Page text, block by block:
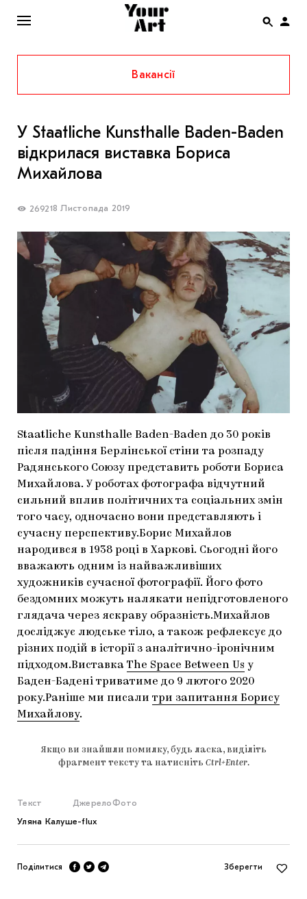
ENG
НОВИНИ
ІНТЕРВ’Ю
СПЕЦПРОЄКТИ
THE UKRAINIAN PAVILION AT VENICE BIENNALE
2022
МАРІУПОЛЬСЬКІ МАРГІНАЛІЇ
ДОСЛІДНИЦЬКА ПЛАТФОРМА
ЗАПАЛЕННЯ
CARPATHIAN CULT ПРО РІЗДВЯНІ СВЯТА
Вакансії
У Staatliche Kunsthalle Baden-Baden
відкрилася виставка Бориса
Михайлова
269218 Листопада 2019
Staatliche Kunsthalle Baden-Baden до 30 років
після падіння Берлінської стіни та розпаду
Радянського Союзу представить роботи Бориса
Михайлова. У роботах фотографа відчутний
сильний вплив політичних та соціальних змін
того часу, одночасно вони представляють і
сучасну перспективу.Борис Михайлов
народився в 1938 році в Харкові. Сьогодні його
вважають одним із найважливіших
художників сучасної фотографії. Його фото
бездомних можуть налякати непідготовленого
глядача через яскраву образність.Михайлов
досліджує людське тіло, а також рефлексує до
різних подій в історії з аналітично-іронічним
підходом.Виставка The Space Between Us у
Баден-Бадені триватиме до 9 лютого 2020
року.Раніше ми писали три запитання Борису
Михайлову.
Якщо ви знайшли помилку, будь ласка, виділіть
фрагмент тексту та натисніть Ctrl+Enter.
Текст
Уляна Калуш
Джерело
e-flux
Фото
Поділитися Зберегти